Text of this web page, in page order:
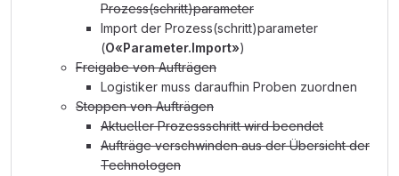
Prozess(schritt)parameter
Import der Prozess(schritt)parameter
(O«Parameter.Import»)
Freigabe von Aufträgen
Logistiker muss daraufhin Proben zuordnen
Stoppen von Aufträgen
Aktueller Prozessschritt wird beendet
Aufträge verschwinden aus der Übersicht der
Technologen